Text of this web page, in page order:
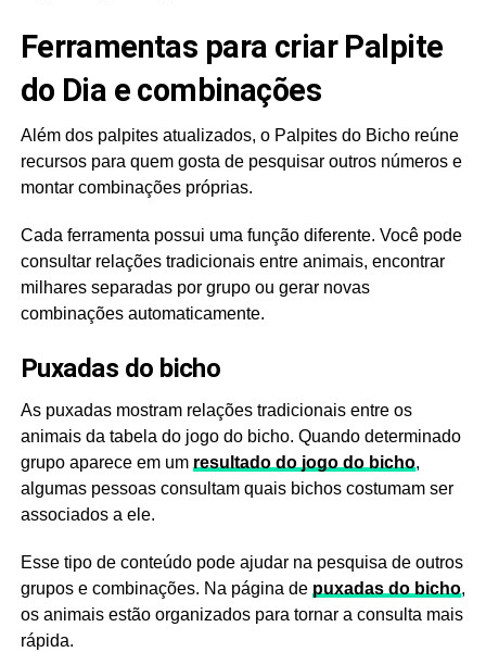
Ferramentas para criar Palpite
do Dia e combinações
Além dos palpites atualizados, o Palpites do Bicho reúne
recursos para quem gosta de pesquisar outros números e
montar combinações próprias.
Cada ferramenta possui uma função diferente. Você pode
consultar relações tradicionais entre animais, encontrar
milhares separadas por grupo ou gerar novas
combinações automaticamente.
Puxadas do bicho
As puxadas mostram relações tradicionais entre os
animais da tabela do jogo do bicho. Quando determinado
grupo aparece em um resultado do jogo do bicho,
algumas pessoas consultam quais bichos costumam ser
associados a ele.
Esse tipo de conteúdo pode ajudar na pesquisa de outros
grupos e combinações. Na página de puxadas do bicho,
os animais estão organizados para tornar a consulta mais
rápida.